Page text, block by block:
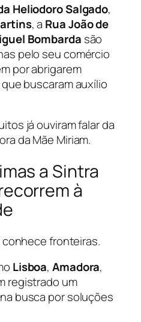
Heliodoro Salgado,
, a Rua João de
Bombarda são
pelo seu comércio
por abrigarem
buscaram auxílio
já ouviram falar da
da Mãe Miriam.
a Sintra
à
fronteiras.
Lisboa,Amadora,
registrado um
busca por soluções